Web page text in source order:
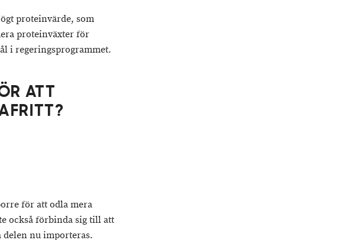
proteinvärde, som
proteinväxter för
i regeringsprogrammet.
ATT
för att odla mera
också förbinda sig till att
delen nu importeras.